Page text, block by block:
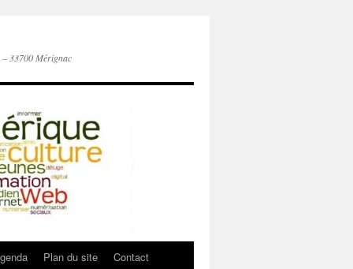
– 33700 Mérignac
Plan du site Contact